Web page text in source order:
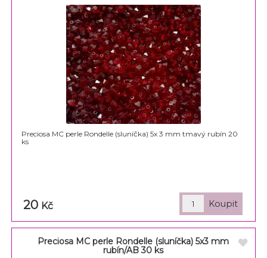
Preciosa MC perle Rondelle (sluníčka) 5x 3 mm tmavý rubín 20
ks
20 Kč
Preciosa MC perle Rondelle (sluníčka) 5x3 mm
rubín/AB 30 ks